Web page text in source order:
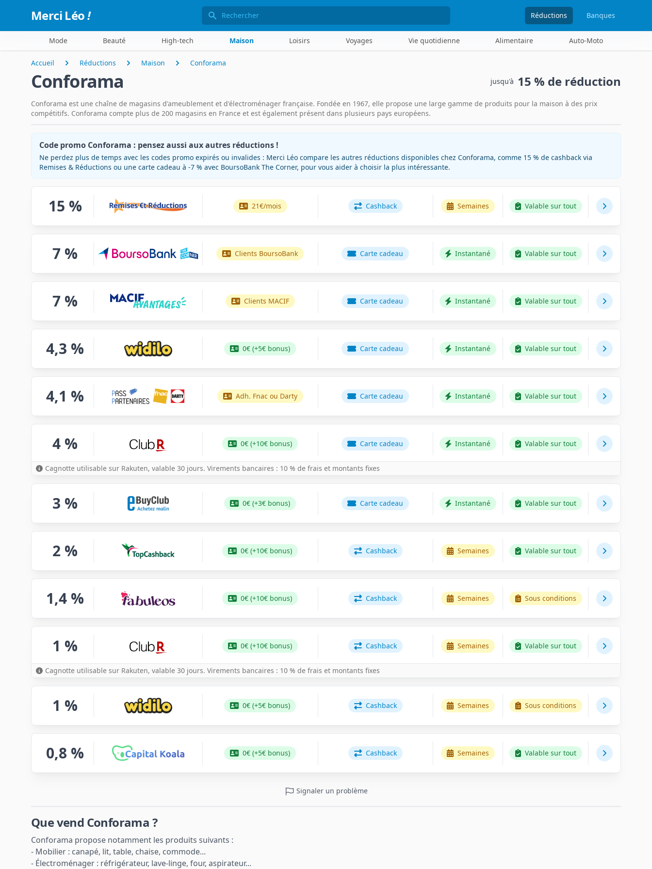
Merci Léo! Rechercher Réductions Banques
Mode Beauté High-tech Maison Loisirs Voyages Vie quotidienne Alimentaire Auto-Moto
Accueil Réductions Maison Conforama
Conforama jusqu'à 15 % de réduction
Conforama est une chaîne de magasins d'ameublement et d'électroménager française. Fondée en 1967, elle propose une large gamme de produits pour la maison à des prix
compétitifs. Conforama compte plus de 200 magasins en France et est également présent dans plusieurs pays européens.
Code promo Conforama : pensez aussi aux autres réductions !
Ne perdez plus de temps avec les codes promo expirés ou invalides : Merci Léo compare les autres réductions disponibles chez Conforama, comme 15 % de cashback via
Remises & Réductions ou une carte cadeau à -7 % avec BoursoBank The Corner, pour vous aider à choisir la plus intéressante.
15 % 21€/mois Cashback Semaines Valable sur tout
7 % Clients BoursoBank Carte cadeau Instantané Valable sur tout
7 % Clients MACIF Carte cadeau Instantané Valable sur tout
4,3 % 0€ (+5€ bonus) Carte cadeau Instantané Valable sur tout
4,1 % Adh. Fnac ou Darty Carte cadeau Instantané Valable sur tout
4 % 0€ (+10€ bonus) Carte cadeau Instantané Valable sur tout
Cagnotte utilisable sur Rakuten, valable 30 jours. Virements bancaires : 10 % de frais et montants fixes
3 % 0€ (+3€ bonus) Carte cadeau Instantané Valable sur tout
2 % 0€ (+10€ bonus) Cashback Semaines Valable sur tout
1,4 % 0€ (+10€ bonus) Cashback Semaines Sous conditions
1 % 0€ (+10€ bonus) Cashback Semaines Valable sur tout
Cagnotte utilisable sur Rakuten, valable 30 jours. Virements bancaires : 10 % de frais et montants fixes
1 % 0€ (+5€ bonus) Cashback Semaines Sous conditions
0,8 % 0€ (+5€ bonus) Cashback Semaines Valable sur tout
Signaler un problème
Que vend Conforama ?
Conforama propose notamment les produits suivants :
- Mobilier : canapé, lit, table, chaise, commode...
- Électroménager : réfrigérateur, lave-linge, four, aspirateur...